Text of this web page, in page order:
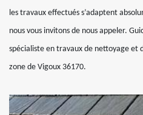
les travaux effectués s’adaptent
nous vous invitons de nous appeler.
spécialiste en travaux de nettoyage et
zone de Vigoux 36170.